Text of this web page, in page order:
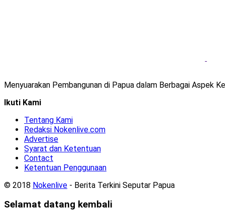
Menyuarakan Pembangunan di Papua dalam Berbagai Aspek
Ikuti Kami
Tentang Kami
Redaksi Nokenlive.com
Advertise
Syarat dan Ketentuan
Contact
Ketentuan Penggunaan
© 2018 Nokenlive - Berita Terkini Seputar Papua
Selamat datang kembali